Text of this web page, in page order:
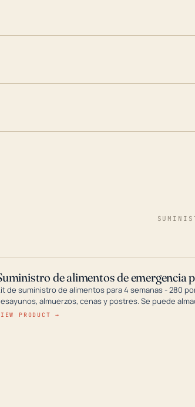
de alimentos de emergencia
de suministro de alimentos para 4 semanas - 280
almuerzos, cenas y postres. Se puede
se guarda en un lugar seco.
PRODUCT →